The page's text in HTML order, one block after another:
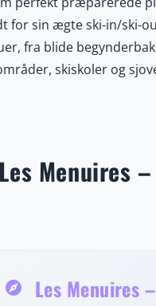
for sin ægte ski-in/ski-
fra blide
skiskoler og
gør destinationen ideel
skiløb, hyggelig
Menuires
explore Les Menuires